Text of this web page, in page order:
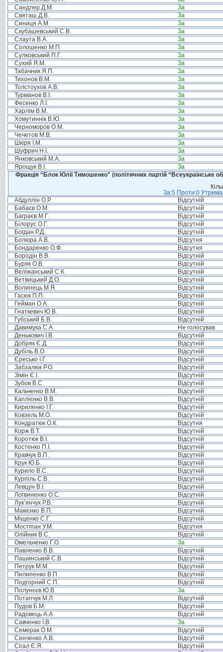
Сандлер Д.М.
За
Святаш Д.В.
За
Синиця А.М.
За
Скубашевський С.В.
За
Слаута В.А.
За
Солошенко М.П.
За
Сулковський П.Г.
За
Сухий Я.М.
За
Табачник Я.П.
За
Тихонов В.М.
За
Толстоухов А.В.
За
Турманов В.І.
За
Фесенко Л.І.
За
Харлім В.М.
За
Хомутиннік В.Ю.
За
Черноморов О.М.
За
Чечетов М.В.
За
Шкіря І.М.
За
Шуфрич Н.І.
За
Янковський М.А.
За
Ярощук В.І.
За
Фракція “Блок Юлії Тимошенко" (політичних партій “Всеукраїнське
За:5 Проти:0
Абдуллін О.Р.
Відсутній
Бабаєв О.М.
Відсутній
Баграєв М.Г.
Відсутній
Білорус О.Г.
Відсутній
Богдан Р.Д.
Відсутній
Болюра А.В.
Відсутня
Бондаренко О.Ф.
Відсутня
Бородін В.В.
Відсутній
Буряк О.В.
Відсутній
Веліжанський С.К.
Відсутній
Ветвицький Д.О.
Відсутній
Волинець М.Я.
Відсутній
Гасюк П.П.
Відсутній
Гейман О.А.
Відсутній
Гнаткевич Ю.В.
Відсутній
Губський Б.В.
Відсутній
Давимука С.А.
Не голосував
Денькович І.В.
Відсутній
Добряк Є.Д.
Відсутній
Дубіль В.О.
Відсутній
Єресько І.Г.
Відсутній
Забзалюк Р.О.
Відсутній
Зімін Є.І.
Відсутній
Зубов В.С.
Відсутній
Кальченко В.М.
Відсутній
Каплієнко В.В.
Відсутній
Кириленко І.Г.
Відсутній
Ковзель М.О.
Відсутній
Кондратюк О.К.
Відсутня
Корж В.Т.
Відсутній
Коротюк В.І.
Відсутній
Костенко П.І.
Відсутній
Кравчук В.П.
Відсутній
Крук Ю.Б.
Відсутній
Курило В.С.
Відсутній
Курпіль С.В.
Відсутній
Левцун В.І.
Відсутній
Логвиненко О.С.
Відсутній
Лук’янчук Р.В.
Відсутній
Макієнко В.П.
Відсутній
Міщенко С.Г.
Відсутній
Мостіпан У.М.
Відсутня
Олійник В.С.
Відсутній
Омельченко Г.О.
За
Павленко В.В.
Відсутній
Пашинський С.В.
Відсутній
Петрук М.М.
Відсутній
Пилипенко В.П.
Відсутній
Подгорний С.П.
Відсутній
Полунєєв Ю.В.
За
Потапчук М.Л.
Відсутній
Пудов Б.М.
Відсутній
Радовець А.А.
Відсутній
Савченко І.В.
За
Семерак О.М.
Відсутній
Сенченко А.В.
Відсутній
Сігал Є.Я.
Відсутній